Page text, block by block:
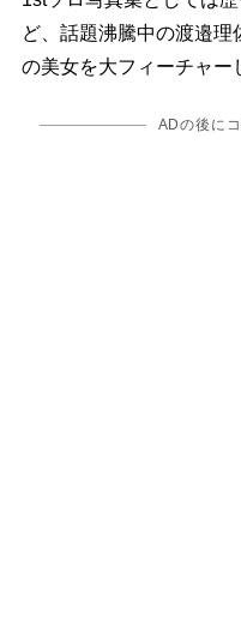
ど、話題沸騰中の渡邉
の美女を大フィーチャー
ADの後に